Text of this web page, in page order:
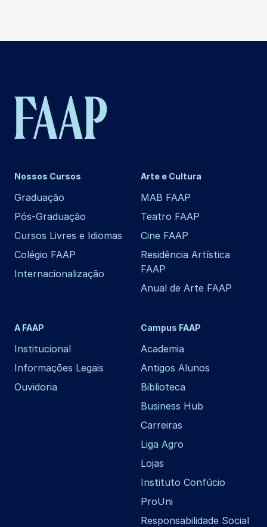
Nossos Cursos
Graduação
Pós-Graduação
Cursos Livres e Idiomas
Colégio FAAP
Internacionalização
Arte e Cultura
MAB FAAP
Teatro FAAP
Cine FAAP
Residência Artística
FAAP
Anual de Arte FAAP
A FAAP
Institucional
Informações Legais
Ouvidoria
Campus FAAP
Academia
Antigos Alunos
Biblioteca
Business Hub
Carreiras
Liga Agro
Lojas
Instituto Confúcio
ProUni
Responsabilidade Social